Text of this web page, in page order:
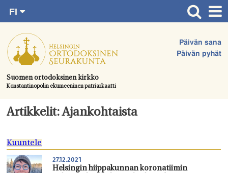
suoraan
sisältöön.
Suomen ortodoksinen kirkko
Konstantinopolin ekumeeninen patriarkaatti
Päivän sana
Päivän pyhät
FI
SV
EN
UA
Etusivu
Ajankohtaista
Juhlat & toimitukset
Kirkot
Tule mukaan
Hautausmaa
Artikkelit: Ajankohtaista
Kuuntele
27.12.2021
Helsingin hiippakunnan koronatiimin